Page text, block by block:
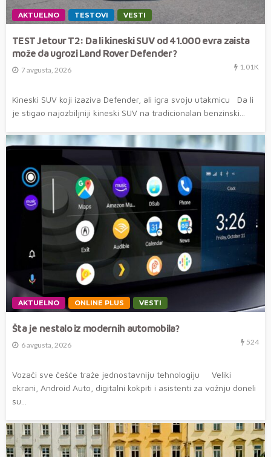
AKTUELNO TESTOVI VESTI
TEST Jetour T2: Da li kineski SUV od 41.000 evra zaista
može da ugrozi Land Rover Defender?
7 avgusta, 2026 1.01K
Kineski SUV koji izaziva Defender, ali igra svoju utakmicu Da li
je stigao najozbiljniji kineski SUV na tradicionalan benzinski...
AKTUELNO ONLINE PLUS VESTI
Šta je nestalo iz modernih automobila?
6 avgusta, 2026 524
Vozači sve češće traže jednostavniju tehnologiju Veliki
ekrani, Android Auto, digitalni kokpiti i asistenti za vožnju doneli
su...